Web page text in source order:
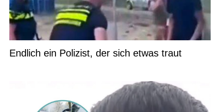
Endlich ein Polizist, der sich etwas traut